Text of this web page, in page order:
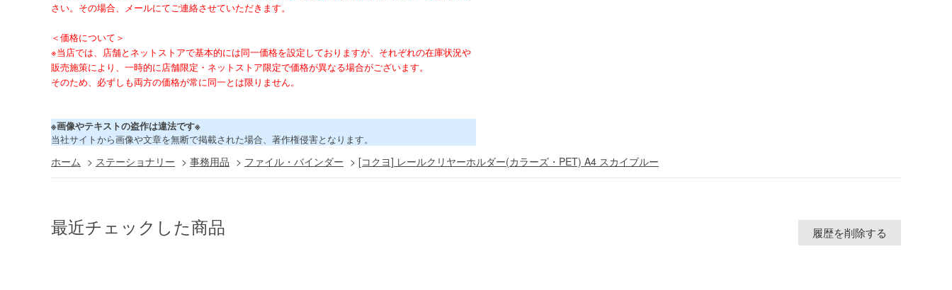
さい。その場合、メールにてご連絡させていただきます。
＜価格について＞
※当店では、店舗とネットストアで基本的には同一価格を設定しておりますが、それぞれの在庫状況や
販売施策により、一時的に店舗限定・ネットストア限定で価格が異なる場合がございます。
そのため、必ずしも両方の価格が常に同一とは限りません。
※画像やテキストの盗作は違法です※
当社サイトから画像や文章を無断で掲載された場合、著作権侵害となります。
ホーム > ステーショナリー > 事務用品 > ファイル・バインダー > [コクヨ] レールクリヤーホルダー(カラーズ・PET) A4 スカイブルー
最近チェックした商品 履歴を削除する